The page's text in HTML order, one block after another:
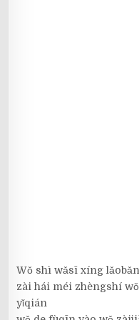
Wǒ shì wǎsī xíng
zài hái méi zhèngshí
yǐqián